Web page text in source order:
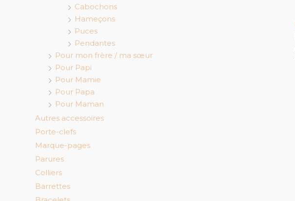
Cabochons
Hameçons
Puces
Pendantes
Pour mon frère / ma sœur
Pour Papi
Pour Mamie
Pour Papa
Pour Maman
Autres accessoires
Porte-clefs
Marque-pages
Parures
Colliers
Barrettes